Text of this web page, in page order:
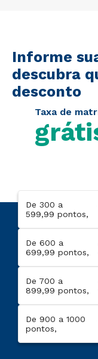
Informe
descubra
desconto
Taxa de
De 300 a
599,99 pontos,
De 600 a
699,99 pontos,
De 700 a
899,99 pontos,
De 900 a 1000
pontos,